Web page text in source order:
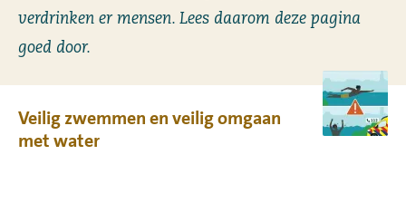
verdrinken er mensen. Lees daarom deze pagina
goed door.
Veilig zwemmen en veilig omgaan
met water